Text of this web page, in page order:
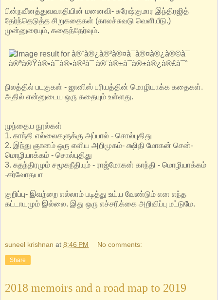
பின்நவீனத்துவவாதியின் மனைவி- சுரேஷ்குமார இந்திரஜித்
தேர்ந்தெடுத்த சிறுகதைகள் (காலச்சுவடு வெளியீடு.)
முன்னுரையும், கதைத்தேர்வும்.
நிலத்தில் படகுகள் - ஜானிஸ் பரியத்தின் மொழியாக்க கதைகள்.
அதில் என்னுடைய ஒரு கதையும் உள்ளது.
முந்தைய நூல்கள்
1. காந்தி எல்லைகளுக்கு அப்பால் - சொல்புதிது
2. இந்து ஞானம் ஒரு எளிய அறிமுகம்- க்ஷிதி மோகன் சென்-
மொழியாக்கம் - சொல்புதிது
3. சுதந்திரமும் சமூகநீதியும் - ராஜ்மோகன் காந்தி - மொழியாக்கம்
-சர்வோதயா
குறிப்பு- இவற்றை எல்லாம் படித்து உய்ய வேண்டும் என எந்த
கட்டாயமும் இல்லை. இது ஒரு எச்சரிக்கை அறிவிப்பு மட்டுமே.
suneel krishnan at 8:46 PM No comments:
Share
2018 memoirs and a road map to 2019